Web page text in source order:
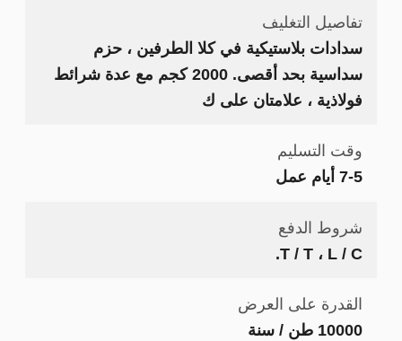
تفاصيل التغليف
سدادات بلاستيكية في كلا الطرفين ، حزم
سداسية بحد أقصى. 2000 كجم مع عدة شرائط
فولاذية ، علامتان على ك
وقت التسليم
7-5 أيام عمل
شروط الدفع
T / T ، L / C.
القدرة على العرض
10000 طن / سنة